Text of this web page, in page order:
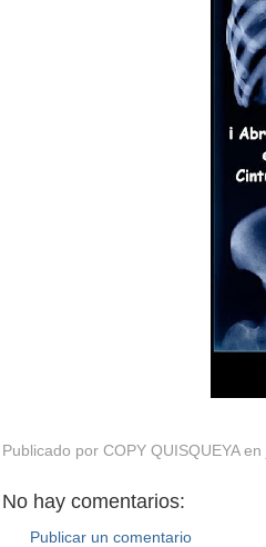
Publicado por COPY QUISQUEYA en
No hay comentarios:
Publicar un comentario